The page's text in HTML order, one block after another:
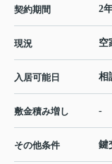
契約期間 2
現況 空
入居可能日 相
敷金積み増し -
その他条件 鍵